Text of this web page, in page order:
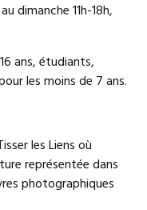
dimanche 11h-18h,
ans, étudiants,
les moins de 7 ans.
les Liens où
représentée dans
photographiques